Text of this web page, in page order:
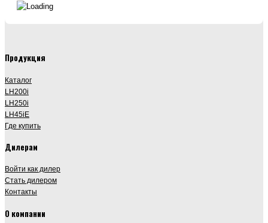
Продукция
Каталог
LH200i
LH250i
LH45iE
Где купить
Дилерам
Войти как дилер
Стать дилером
Контакты
О компании